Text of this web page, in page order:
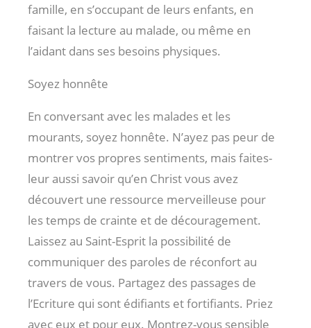
famille, en s’occupant de leurs enfants, en
faisant la lecture au malade, ou même en
l’aidant dans ses besoins physiques.
Soyez honnête
En conversant avec les malades et les
mourants, soyez honnête. N’ayez pas peur de
montrer vos propres sentiments, mais faites-
leur aussi savoir qu’en Christ vous avez
découvert une ressource merveilleuse pour
les temps de crainte et de découragement.
Laissez au Saint-Esprit la possibilité de
communiquer des paroles de réconfort au
travers de vous. Partagez des passages de
l’Ecriture qui sont édifiants et fortifiants. Priez
avec eux et pour eux. Montrez-vous sensible